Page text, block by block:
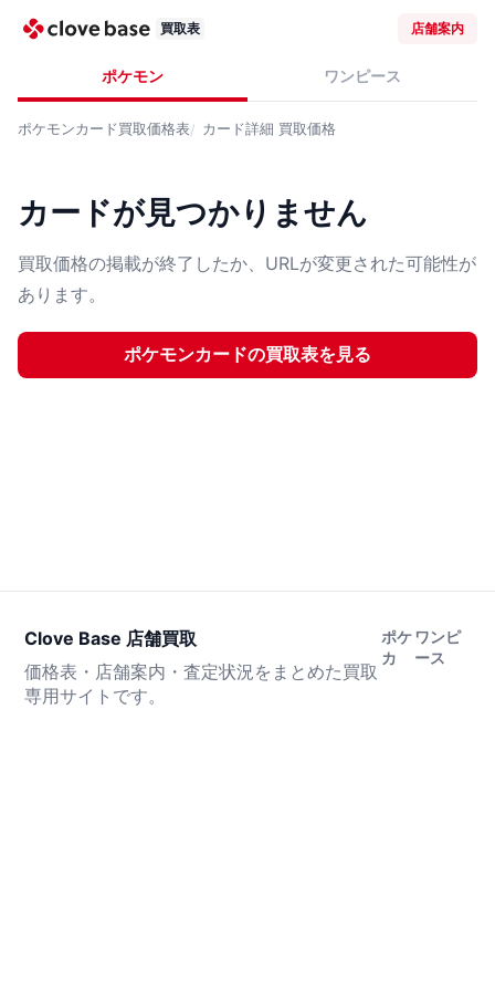
買取表 店舗案内
ポケモン ワンピース
ポケモンカード買取価格表 カード詳細 買取価格
カードが見つかりません
買取価格の掲載が終了したか、URLが変更された可能性が
あります。
ポケモンカードの買取表を見る
Clove Base 店舗買取
価格表・店舗案内・査定状況をまとめた買取
専用サイトです。
ポケ
カ
ワンピ
ース